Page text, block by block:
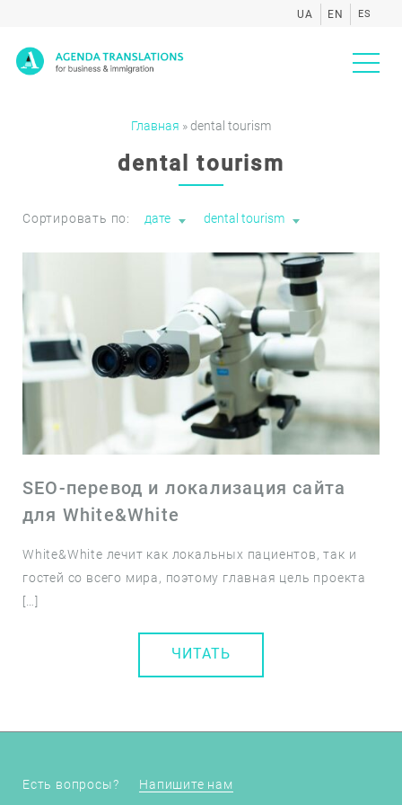
UA EN ES
Главная »dental tourism
dental tourism
Сортировать по: дате dental tourism
SEO-перевод и локализация сайта
для White&White
White&White лечит как локальных пациентов, так и
гостей со всего мира, поэтому главная цель проекта
[…]
ЧИТАТЬ
Есть вопросы? Напишите нам